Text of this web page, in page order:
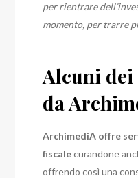
per rientrare
momento, per trarre
Alcuni
da
ArchimediA offre
fiscalecurandone
offrendo così una